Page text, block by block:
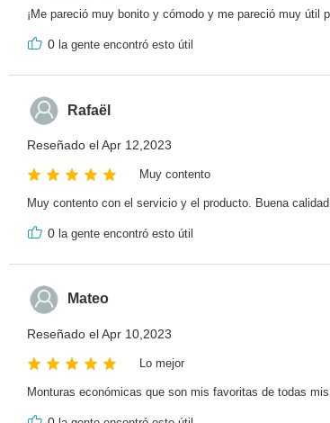
¡Me pareció muy bonito y cómodo y me pareció muy útil
0 la gente encontró esto útil
Rafaël
Reseñado el Apr 12,2023
Muy contento
Muy contento con el servicio y el producto. Buena
0 la gente encontró esto útil
Mateo
Reseñado el Apr 10,2023
Lo mejor
Monturas económicas que son mis favoritas de todas mis